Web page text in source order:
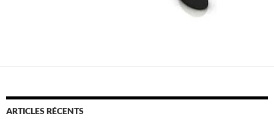
ARTICLES RÉCENTS